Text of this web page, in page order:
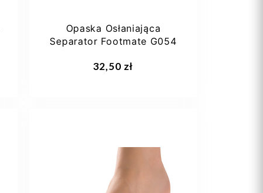
Opaska Osłaniająca
Separator Footmate G054
32,50 zł